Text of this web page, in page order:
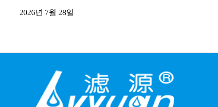
2026년 7월 28일